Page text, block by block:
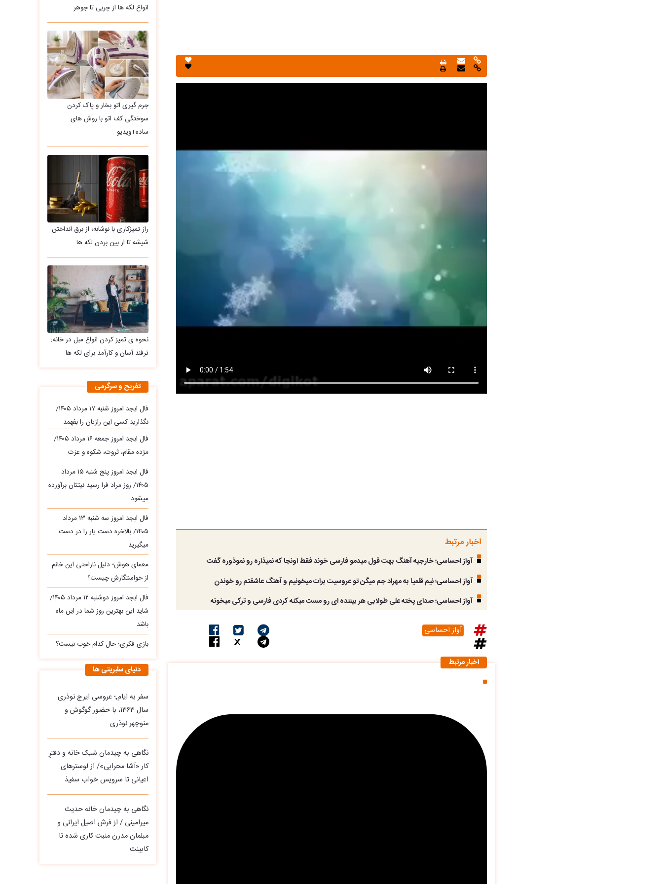
اخبار مرتبط
آواز احساسی؛ خارجیه آهنگ بهت قول میدمو فارسی خوند فقط اونجا که نمیذاره رو نموذوره گفت
آواز احساسی؛ نیم قلمیا به مهراد جم میگن تو عروسیت برات میخونیم و آهنگ عاشقتم رو خوندن
آواز احساسی؛ صدای پخته علی طولابی هر بیننده ای رو مست میکنه کردی فارسی و ترکی میخونه
آواز احساسی
اخبار مرتبط
انواع لکه ها از چربی تا جوهر
جرم گیری اتو بخار و پاک کردن
سوختگی کف اتو با روش های
ساده+ویدیو
راز تمیزکاری با نوشابه؛ از برق انداختن
شیشه تا از بین بردن لکه ها
نحوه ی تمیز کردن انواع مبل در خانه:
ترفند آسان و کارآمد برای لکه ها
تفریح و سرگرمی
فال ابجد امروز شنبه ۱۷ مرداد ۱۴۰۵/
نگذارید کسی این رازتان را بفهمد
فال ابجد امروز جمعه ۱۶ مرداد ۱۴۰۵/
مژده مقام، ثروت، شکوه و عزت
فال ابجد امروز پنج شنبه ۱۵ مرداد
۱۴۰۵/ روز مراد فرا رسید نیتتان برآورده
میشود
فال ابجد امروز سه‌ شنبه ۱۳ مرداد
۱۴۰۵/ بالاخره دست یار را در دست
میگیرید
معمای هوش؛ دلیل ناراحتی این خانم
از خواستگارش چیست؟
فال ابجد امروز دوشنبه ۱۲ مرداد ۱۴۰۵/
شاید این بهترین روز شما در این ماه
باشد
بازی فکری؛ حال کدام خوب نیست؟
دنیای سلبریتی ها
سفر به ایام,؛ عروسی ایرج نوذری
سال ۱۳۶۳، با حضور گوگوش و
منوچهر نوذری
نگاهی به چیدمان شیک خانه و دفترِ
کار «آشا محرابی»/ از لوسترهای
اعیانی تا سرویس خواب سفیذ
نگاهی به چیدمان خانه حدیث
میرامینی / از فرش اصیل ایرانی و
مبلمان مدرن منبت‌ کاری‌ شده تا
کابینت